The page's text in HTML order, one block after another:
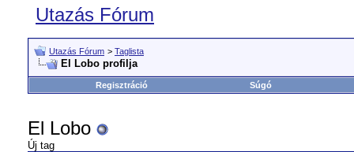
Utazás Fórum
Utazás Fórum > Taglista
El Lobo profilja
Regisztráció
Súgó
El Lobo
Új tag